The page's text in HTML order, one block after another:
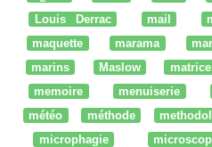
Louis Derrac
mail
maquette
marama
marins
Maslow
memoire
menuiserie
météo
méthode
microphagie